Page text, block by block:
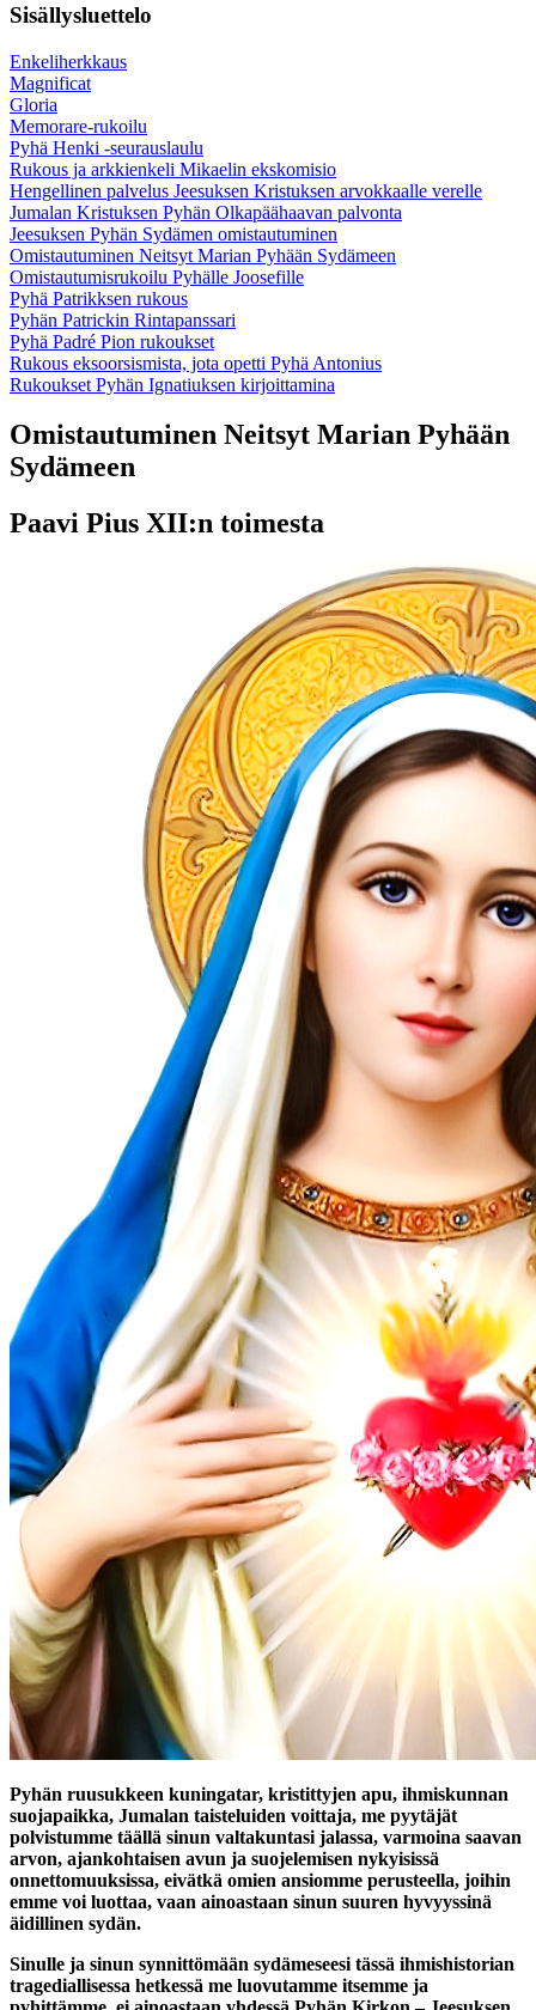
Sisällysluettelo
Enkeliherkkaus
Magnificat
Gloria
Memorare-rukoilu
Pyhä Henki -seurauslaulu
Rukous ja arkkienkeli Mikaelin ekskomisio
Hengellinen palvelus Jeesuksen Kristuksen arvokkaalle verelle
Jumalan Kristuksen Pyhän Olkapäähaavan palvonta
Jeesuksen Pyhän Sydämen omistautuminen
Omistautuminen Neitsyt Marian Pyhään Sydämeen
Omistautumisrukoilu Pyhälle Joosefille
Pyhä Patrikksen rukous
Pyhän Patrickin Rintapanssari
Pyhä Padré Pion rukoukset
Rukous eksoorsismista, jota opetti Pyhä Antonius
Rukoukset Pyhän Ignatiuksen kirjoittamina
Omistautuminen Neitsyt Marian Pyhään
Sydämeen
Paavi Pius XII:n toimesta
Pyhän ruusukkeen kuningatar, kristittyjen apu, ihmiskunnan
suojapaikka, Jumalan taisteluiden voittaja, me pyytäjät
polvistumme täällä sinun valtakuntasi jalassa, varmoina saavan
arvon, ajankohtaisen avun ja suojelemisen nykyisissä
onnettomuuksissa, eivätkä omien ansiomme perusteella, joihin
emme voi luottaa, vaan ainoastaan sinun suuren hyvyyssinä
äidillinen sydän.
Sinulle ja sinun synnittömään sydämeseesi tässä ihmishistorian
tragediallisessa hetkessä me luovutamme itsemme ja